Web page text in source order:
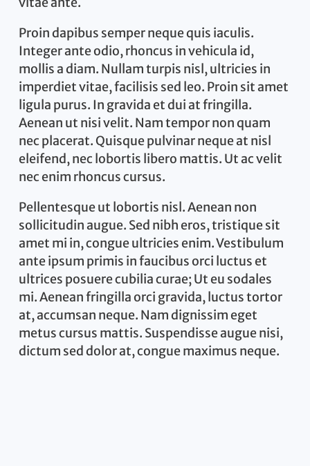
Proin dapibus semper neque quis iaculis.
Integer ante odio, rhoncus in vehicula id,
mollis a diam. Nullam turpis nisl, ultricies in
imperdiet vitae, facilisis sed leo. Proin sit amet
ligula purus. In gravida et dui at fringilla.
Aenean ut nisi velit. Nam tempor non quam
nec placerat. Quisque pulvinar neque at nisl
eleifend, nec lobortis libero mattis. Ut ac velit
nec enim rhoncus cursus.
Pellentesque ut lobortis nisl. Aenean non
sollicitudin augue. Sed nibh eros, tristique sit
amet mi in, congue ultricies enim. Vestibulum
ante ipsum primis in faucibus orci luctus et
ultrices posuere cubilia curae; Ut eu sodales
mi. Aenean fringilla orci gravida, luctus tortor
at, accumsan neque. Nam dignissim eget
metus cursus mattis. Suspendisse augue nisi,
dictum sed dolor at, congue maximus neque.